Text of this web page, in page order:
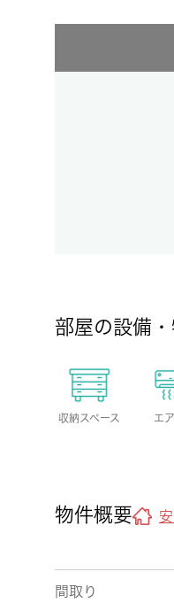
部屋の設備
収納スペース エ
物件概要
間取り